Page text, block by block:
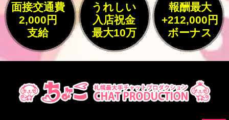
面接交通費
2,000円
支給
うれしい
入店祝金
最大10万
報酬最大
+212,000円
ボーナス